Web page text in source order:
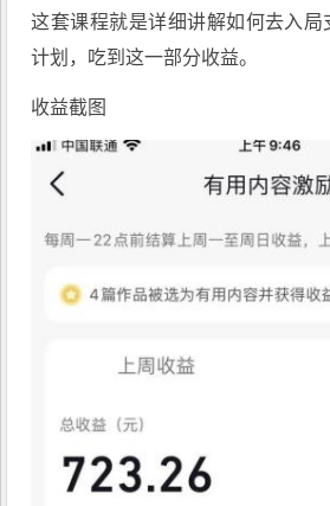
这套课程就是详细讲解如何去入
计划，吃到这一部分收益。
收益截图